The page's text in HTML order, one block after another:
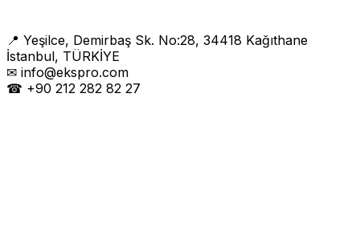
📍 Yeşilce, Demirbaş Sk. No:28, 34418 Kağıthane
İstanbul, TÜRKİYE
✉ info@ekspro.com
☎ +90 212 282 82 27